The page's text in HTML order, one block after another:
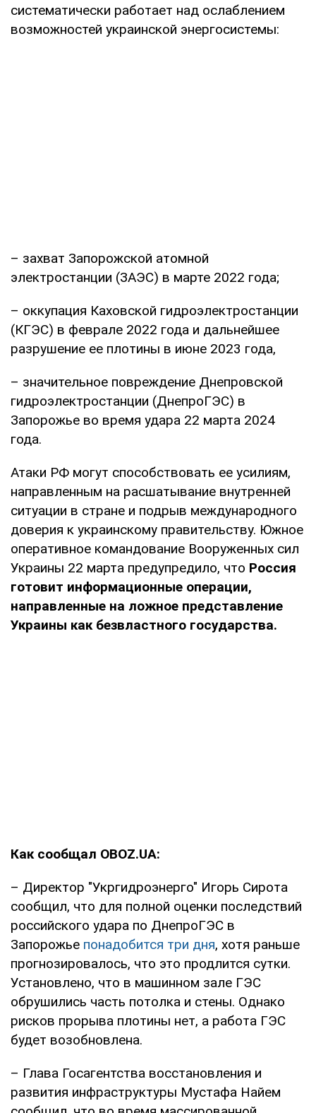
систематически работает над ослаблением
возможностей украинской энергосистемы:
– захват Запорожской атомной
электростанции (ЗАЭС) в марте 2022 года;
– оккупация Каховской гидроэлектростанции
(КГЭС) в феврале 2022 года и дальнейшее
разрушение ее плотины в июне 2023 года,
– значительное повреждение Днепровской
гидроэлектростанции (ДнепроГЭС) в
Запорожье во время удара 22 марта 2024
года.
Атаки РФ могут способствовать ее усилиям,
направленным на расшатывание внутренней
ситуации в стране и подрыв международного
доверия к украинскому правительству. Южное
оперативное командование Вооруженных сил
Украины 22 марта предупредило, что Россия
готовит информационные операции,
направленные на ложное представление
Украины как безвластного государства.
Как сообщал OBOZ.UA:
– Директор "Укргидроэнерго" Игорь Сирота
сообщил, что для полной оценки последствий
российского удара по ДнепроГЭС в
Запорожье понадобится три дня, хотя раньше
прогнозировалось, что это продлится сутки.
Установлено, что в машинном зале ГЭС
обрушились часть потолка и стены. Однако
рисков прорыва плотины нет, а работа ГЭС
будет возобновлена.
– Глава Госагентства восстановления и
развития инфраструктуры Мустафа Найем